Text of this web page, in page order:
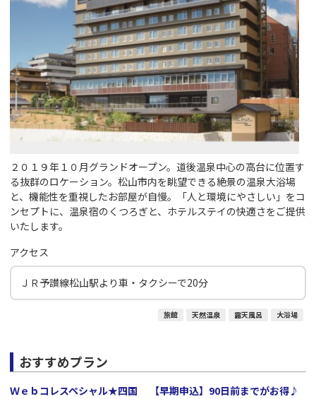
２０１９年１０月グランドオープン。道後温泉中心の高台に位置す
る抜群のロケーション。松山市内を眺望できる絶景の温泉大浴場
と、機能性を重視したお部屋が自慢。「人と環境にやさしい」をコ
ンセプトに、温泉宿のくつろぎと、ホテルステイの快適さをご提供
いたします。
アクセス
ＪＲ予讃線松山駅より車・タクシーで20分
旅館 天然温泉 露天風呂 大浴場
おすすめプラン
Ｗｅｂコレスペシャル★四国 【早期申込】90日前までがお得♪